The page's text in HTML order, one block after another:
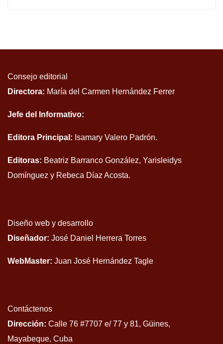
Consejo editorial
Directora: María del Carmen Hernández Ferrer
Jefe del Informativo:
Editora Principal: Isamary Valero Padrón.
Editoras: Beatriz Barranco González, Yarisleidys
Domínguez y Rebeca Díaz Acosta.
Diseño web y desarrollo
Diseñador: José Daniel Herrera Torres
WebMaster: Juan José Hernández Tagle
Contáctenos
Dirección: Calle 76 #7707 e/ 77 y 81, Güines,
Mayabeque, Cuba